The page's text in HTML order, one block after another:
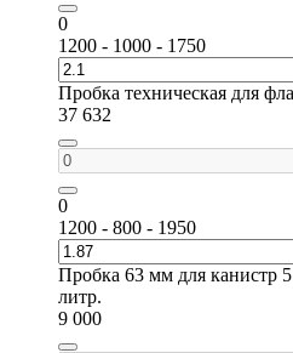
0
1200 - 1000 - 1750
Пробка техническая для
37 632
0
1200 - 800 - 1950
Пробка 63 мм для канистр
литр.
9 000